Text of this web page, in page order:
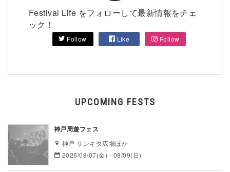
Festival Life をフォローして最新情報をチェ
ック！
Follow Like Follow
UPCOMING FESTS
神戸周遊フェス
神戸 サンキタ広場ほか
2026/08/07(金) - 08/09(日)